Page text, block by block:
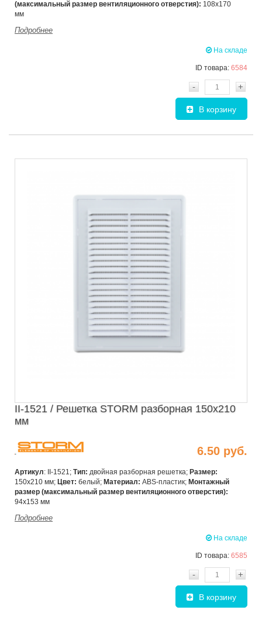
(максимальный размер вентиляционного отверстия): 108х170
мм
Подробнее
На складе
ID товара: 6584
- +
В корзину
II-1521 / Решетка STORM разборная 150х210
мм
6.50 руб.
Артикул: II-1521; Тип: двойная разборная решетка; Размер:
150х210 мм; Цвет: белый; Материал: ABS-пластик; Монтажный
размер (максимальный размер вентиляционного отверстия):
94х153 мм
Подробнее
На складе
ID товара: 6585
- +
В корзину